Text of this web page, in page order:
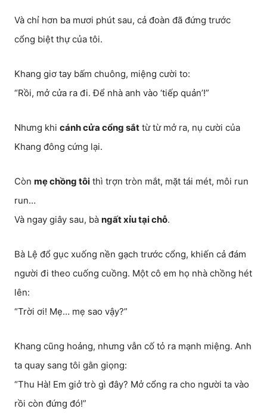
Và chỉ hơn ba mươi phút sau, cả đoàn đã đứng trước
cổng biệt thự của tôi.
Khang giơ tay bấm chuông, miệng cười to:
“Rồi, mở cửa ra đi. Để nhà anh vào ‘tiếp quản’!”
Nhưng khi cánh cửa cổng sắt từ từ mở ra, nụ cười của
Khang đông cứng lại.
Còn mẹ chồng tôi thì trợn tròn mắt, mặt tái mét, môi run
run…
Và ngay giây sau, bà ngất xỉu tại chỗ.
Bà Lệ đổ gục xuống nền gạch trước cổng, khiến cả đám
người đi theo cuống cuồng. Một cô em họ nhà chồng hét
lên:
“Trời ơi! Mẹ… mẹ sao vậy?”
Khang cũng hoảng, nhưng vẫn cố tỏ ra mạnh miệng. Anh
ta quay sang tôi gằn giọng:
“Thu Hà! Em giở trò gì đây? Mở cổng ra cho người ta vào
rồi còn đứng đó!”